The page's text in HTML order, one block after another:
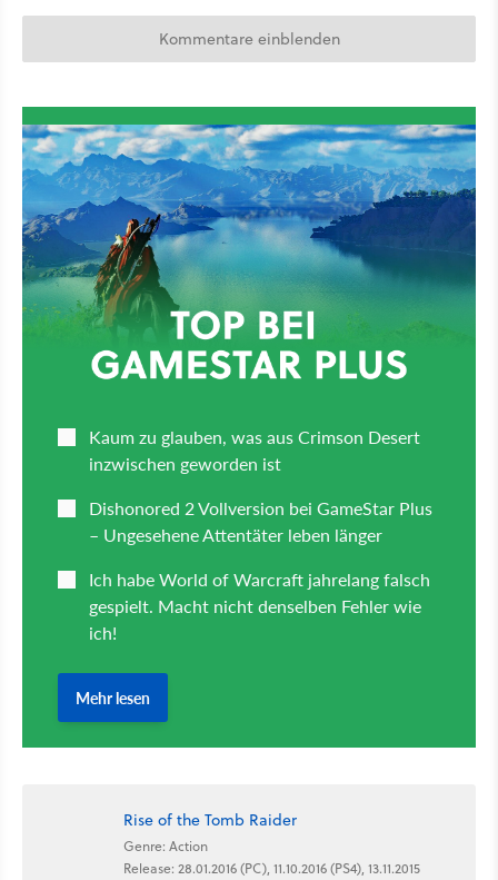
Kommentare einblenden
Rise of the Tomb Raider
Genre: Action
Release: 28.01.2016 (PC), 11.10.2016 (PS4), 13.11.2015